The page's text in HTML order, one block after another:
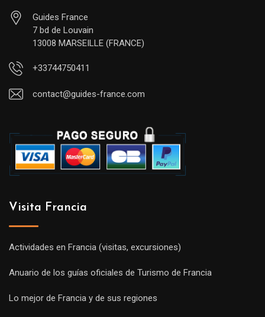
Guides France
7 bd de Louvain
13008 MARSEILLE (FRANCE)
+33744750411
contact@guides-france.com
Visita Francia
Actividades en Francia (visitas, excursiones)
Anuario de los guías oficiales de Turismo de Francia
Lo mejor de Francia y de sus regiones